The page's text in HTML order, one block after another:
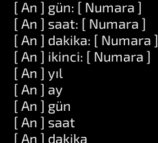
[ An ] gün: [ Numara ]
[ An ] saat: [ Numara ]
[ An ] dakika: [ Numara ]
[ An ] ikinci: [ Numara ]
[ An ] yıl
[ An ] ay
[ An ] gün
[ An ] saat
[ An ] dakika